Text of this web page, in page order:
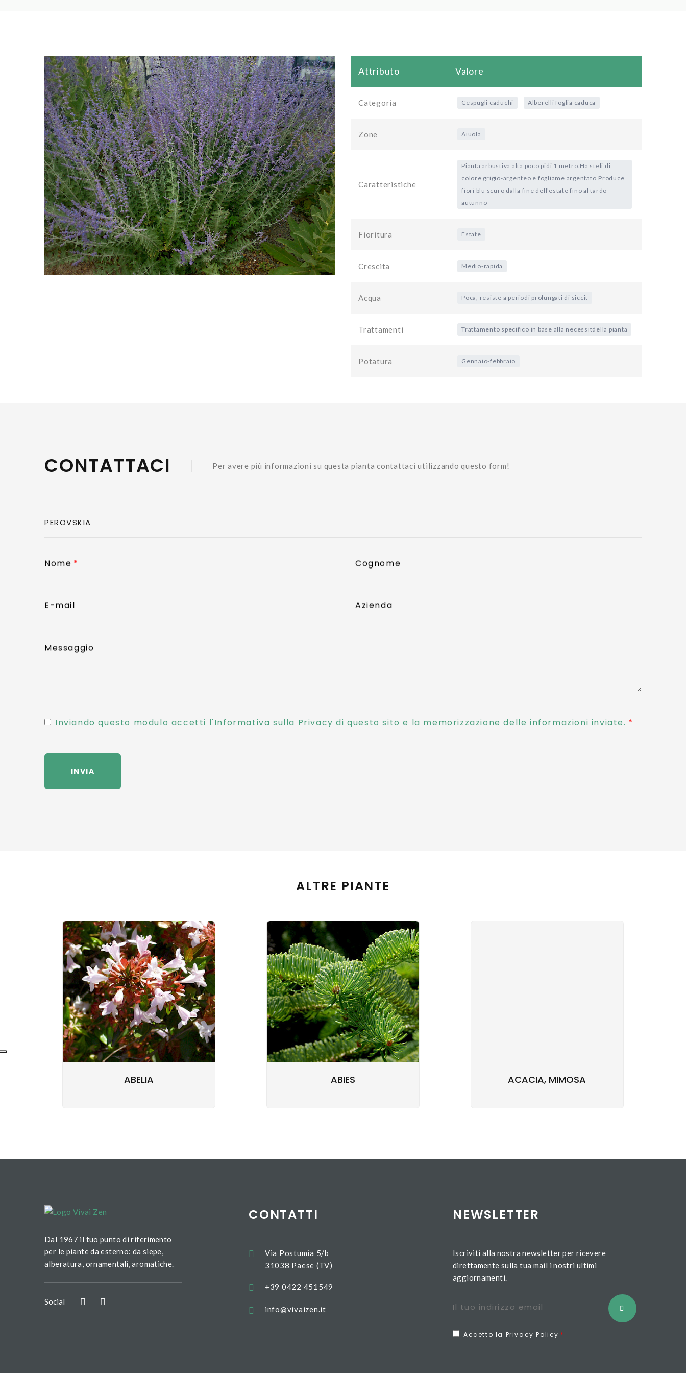
Attributo Valore
Categoria Cespugli caduchi Alberelli foglia caduca
Zone Aiuola
Caratteristiche
Pianta arbustiva alta poco pidi 1 metro.Ha steli di
colore grigio-argenteo e fogliame argentato.Produce
fiori blu scuro dalla fine dell'estate fino al tardo
autunno
Fioritura Estate
Crescita Medio-rapida
Acqua Poca, resiste a periodi prolungati di siccit
Trattamenti Trattamento specifico in base alla necessitdella pianta
Potatura Gennaio-febbraio
CONTATTACI Per avere più informazioni su questa pianta contattaci utilizzando questo form!
Nome Cognome
E-mail Azienda
Messaggio
Inviando questo modulo accetti l'Informativa sulla Privacy di questo sito e la memorizzazione delle informazioni inviate.
INVIA
ALTRE PIANTE
ABELIA ABIES ACACIA, MIMOSA
Dal 1967 il tuo punto di riferimento
per le piante da esterno: da siepe,
alberatura, ornamentali, aromatiche.
Social
CONTATTI
Via Postumia 5/b
31038 Paese (TV)
+39 0422 451549
info@vivaizen.it
NEWSLETTER
Iscriviti alla nostra newsletter per ricevere
direttamente sulla tua mail i nostri ultimi
aggiornamenti.
Accetto la Privacy Policy